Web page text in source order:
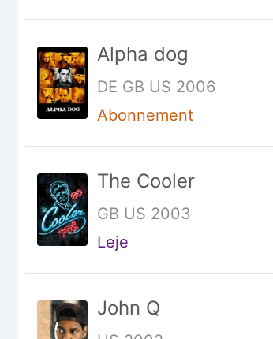
Alpha dog
DE GB US 2006
Abonnement
The Cooler
GB US 2003
Leje
John Q